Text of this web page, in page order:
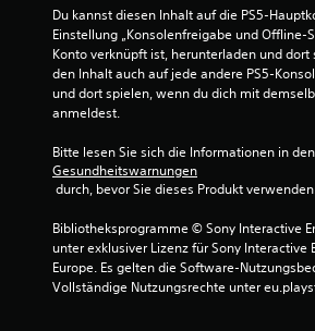
Du kannst diesen Inhalt auf die PS5-
Einstellung „Konsolenfreigabe und Offline-
Konto verknüpft ist, herunterladen und dort
den Inhalt auch auf jede andere PS5-
und dort spielen, wenn du dich mit
anmeldest.
Bitte lesen Sie sich die Informationen in den
Gesundheitswarnungen
durch, bevor Sie dieses Produkt
Bibliotheksprogramme © Sony Interactive
unter exklusiver Lizenz für Sony Interactive
Europe. Es gelten die Software-
Vollständige Nutzungsrechte unter